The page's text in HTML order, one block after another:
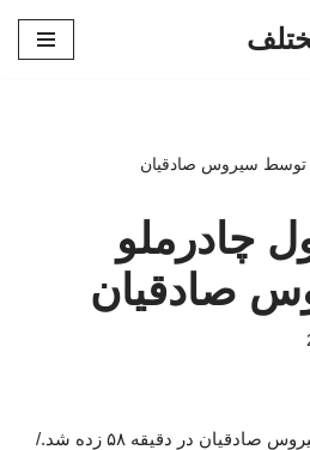
توسط سیروس صادقیان
چادرملو
صادقیان
گل اول چادرملو توسط سیروس صادقیان در دقیقه ۵۸ زده شد./